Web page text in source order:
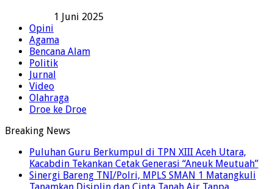
1 Juni 2025
Opini
Agama
Bencana Alam
Politik
Jurnal
Video
Olahraga
Droe ke Droe
Breaking News
Puluhan Guru Berkumpul di TPN XIII Aceh Utara,
Kacabdin Tekankan Cetak Generasi “Aneuk Meutuah”
Sinergi Bareng TNI/Polri, MPLS SMAN 1 Matangkuli
Tanamkan Disiplin dan Cinta Tanah Air Tanpa